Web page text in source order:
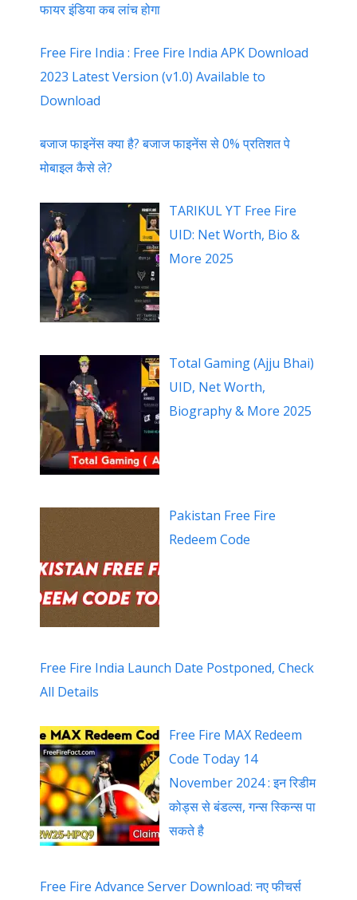
फायर इंडिया कब लांच होगा
Free Fire India : Free Fire India APK Download
2023 Latest Version (v1.0) Available to
Download
बजाज फाइनेंस क्या है? बजाज फाइनेंस से 0% प्रतिशत पे
मोबाइल कैसे ले?
TARIKUL YT Free Fire
UID: Net Worth, Bio &
More 2025
Total Gaming (Ajju Bhai)
UID, Net Worth,
Biography & More 2025
Pakistan Free Fire
Redeem Code
Free Fire India Launch Date Postponed, Check
All Details
Free Fire MAX Redeem
Code Today 14
November 2024 : इन रिडीम
कोड्स से बंडल्स, गन्स स्किन्स पा
सकते है
Free Fire Advance Server Download: नए फीचर्स